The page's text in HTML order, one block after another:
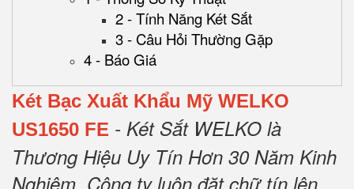
2 - Tính Năng Két Sắt
3 - Câu Hỏi Thường Gặp
4 - Báo Giá
Két Bạc Xuất Khẩu Mỹ WELKO
US1650 FE - Két Sắt WELKO là
Thương Hiệu Uy Tín Hơn 30 Năm Kinh
Nghiệm. Công ty luôn đặt chữ tín lên